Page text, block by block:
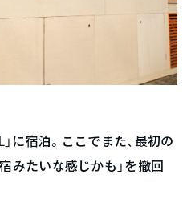
」に宿泊。ここでまた、最初の
みたいな感じかも」を撤回